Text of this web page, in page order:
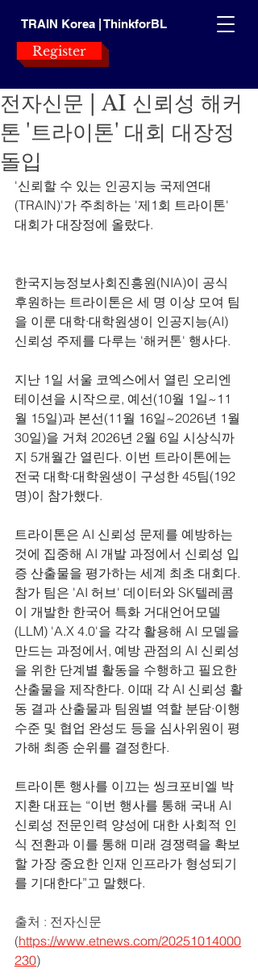
TRAIN Korea | ThinkforBL
Register
전자신문 | AI 신뢰성 해커
톤 '트라이톤' 대회 대장정
돌입
'신뢰할 수 있는 인공지능 국제연대
(TRAIN)'가 주최하는 '제1회 트라이톤'
대회가 대장정에 올랐다.
한국지능정보사회진흥원(NIA)이 공식
후원하는 트라이톤은 세 명 이상 모여 팀
을 이룬 대학·대학원생이 인공지능(AI)
신뢰성 주제를 다루는 '해커톤' 행사다.
지난 1일 서울 코엑스에서 열린 오리엔
테이션을 시작으로, 예선(10월 1일~11
월 15일)과 본선(11월 16일~2026년 1월
30일)을 거쳐 2026년 2월 6일 시상식까
지 5개월간 열린다. 이번 트라이톤에는
전국 대학·대학원생이 구성한 45팀(192
명)이 참가했다.
트라이톤은 AI 신뢰성 문제를 예방하는
것에 집중해 AI 개발 과정에서 신뢰성 입
증 산출물을 평가하는 세계 최초 대회다.
참가 팀은 'AI 허브' 데이터와 SK텔레콤
이 개발한 한국어 특화 거대언어모델
(LLM) 'A.X 4.0'을 각각 활용해 AI 모델을
만드는 과정에서, 예방 관점의 AI 신뢰성
을 위한 단계별 활동을 수행하고 필요한
산출물을 제작한다. 이때 각 AI 신뢰성 활
동 결과 산출물과 팀원별 역할 분담·이행
수준 및 협업 완성도 등을 심사위원이 평
가해 최종 순위를 결정한다.
트라이톤 행사를 이끄는 씽크포비엘 박
지환 대표는 “이번 행사를 통해 국내 AI
신뢰성 전문인력 양성에 대한 사회적 인
식 전환과 이를 통해 미래 경쟁력을 확보
할 가장 중요한 인재 인프라가 형성되기
를 기대한다”고 말했다.
출처 : 전자신문
(https://www.etnews.com/20251014000
230)